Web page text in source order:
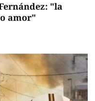
"la
amor"